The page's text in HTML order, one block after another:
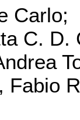
Carlo;
C. D.
Fabio